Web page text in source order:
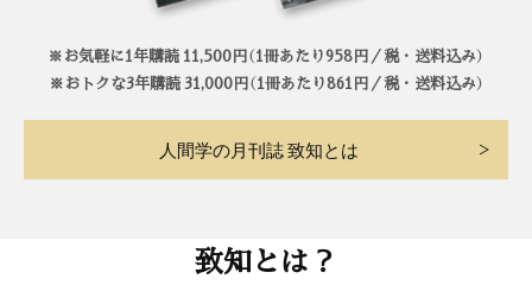
※お気軽に1年購読 11,500円（1冊あたり958円／税・送料込み）
※おトクな3年購読 31,000円（1冊あたり861円／税・送料込み）
人間学の月刊誌 致知とは
致知とは？